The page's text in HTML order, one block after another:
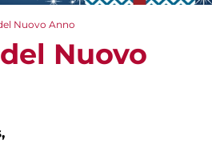
Nuovo Anno
Nuovo